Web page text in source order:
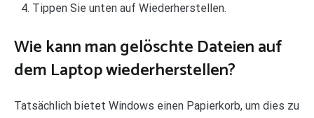
Tippen Sie unten auf Wiederherstellen.
Wie kann man gelöschte Dateien auf
dem Laptop wiederherstellen?
Tatsächlich bietet Windows einen Papierkorb, um dies zu